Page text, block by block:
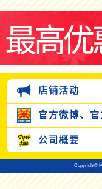
店铺活动
官方微博、
公司概要
Copyright©